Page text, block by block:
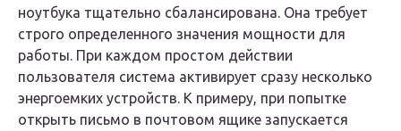
ноутбука тщательно сбалансирована. Она требует
строго определенного значения мощности для
работы. При каждом простом действии
пользователя система активирует сразу несколько
энергоемких устройств. К примеру, при попытке
открыть письмо в почтовом ящике запускается